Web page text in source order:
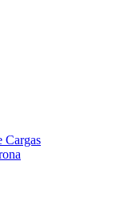
Cargas